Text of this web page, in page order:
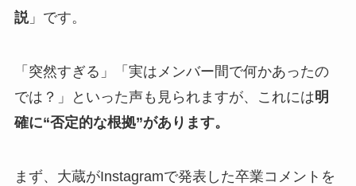
説」です。
「突然すぎる」「実はメンバー間で何かあったの
では？」といった声も見られますが、これには明
確に“否定的な根拠”があります。
まず、大蔵がInstagramで発表した卒業コメントを